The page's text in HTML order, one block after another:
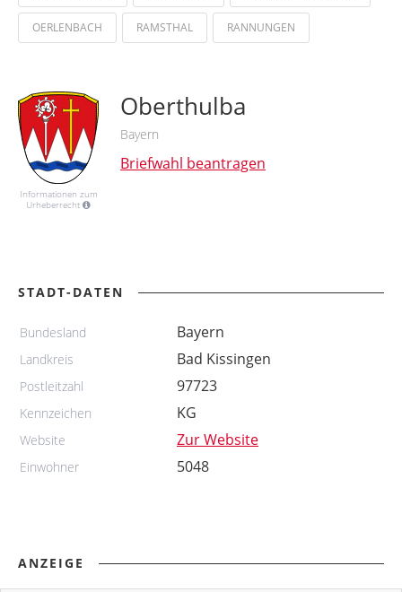
OERLENBACH RAMSTHAL RANNUNGEN
Informationen zum
Urheberrecht
Oberthulba
Bayern
Briefwahl beantragen
STADT-DATEN
Bundesland Bayern
Landkreis Bad Kissingen
Postleitzahl 97723
Kennzeichen KG
Website Zur Website
Einwohner 5048
ANZEIGE